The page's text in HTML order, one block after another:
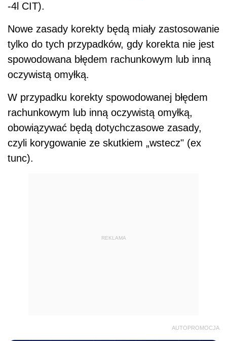
-4l CIT).
Nowe zasady korekty będą miały zastosowanie
tylko do tych przypadków, gdy korekta nie jest
spowodowana błędem rachunkowym lub inną
oczywistą omyłką.
W przypadku korekty spowodowanej błędem
rachunkowym lub inną oczywistą omyłką,
obowiązywać będą dotychczasowe zasady,
czyli korygowanie ze skutkiem „wstecz" (ex
tunc).
REKLAMA
AUTOPROMOCJA